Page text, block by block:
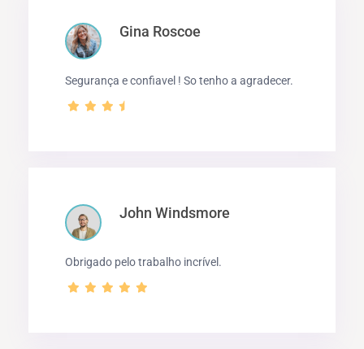
Gina Roscoe
Segurança e confiavel ! So tenho a agradecer.
John Windsmore
Obrigado pelo trabalho incrível.